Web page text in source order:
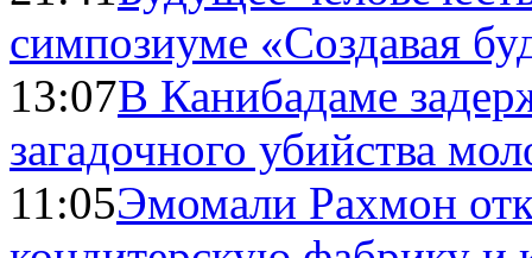
симпозиуме «Создавая
13:07В Канибадаме
загадочного убийства
11:05Эмомали Рахмон